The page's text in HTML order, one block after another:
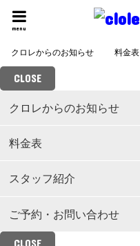
menu
クロレからのお知らせ 料金表
CLOSE
クロレからのお知らせ
料金表
スタッフ紹介
ご予約・お問い合わせ
CLOSE